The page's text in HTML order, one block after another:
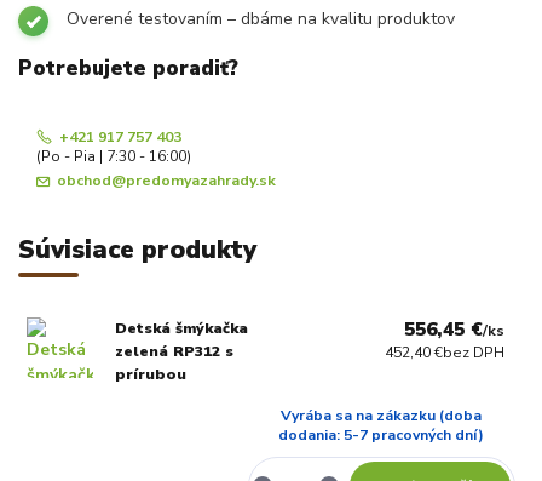
Overené testovaním – dbáme na kvalitu produktov
Potrebujete poradiť?
+421 917 757 403
(Po - Pia | 7:30 - 16:00)
obchod@predomyazahrady.sk
Súvisiace produkty
Detská šmýkačka
zelená RP312 s
prírubou
556,45 €/ks
452,40 €bez DPH
Vyrába sa na zákazku (doba
dodania: 5-7 pracovných dní)